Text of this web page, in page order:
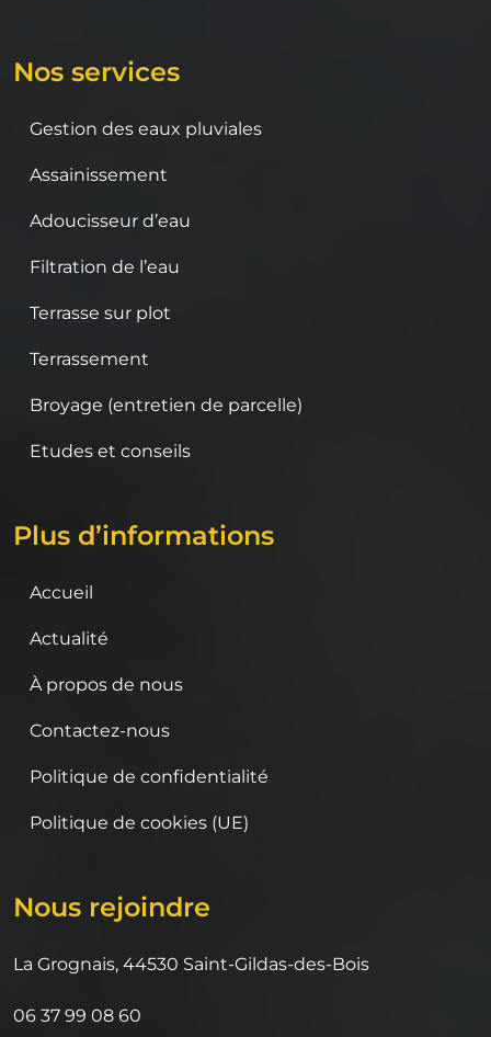
Nos services
Gestion des eaux pluviales
Assainissement
Adoucisseur d’eau
Filtration de l’eau
Terrasse sur plot
Terrassement
Broyage (entretien de parcelle)
Etudes et conseils
Plus d’informations
Accueil
Actualité
À propos de nous
Contactez-nous
Politique de confidentialité
Politique de cookies (UE)
Nous rejoindre
La Grognais, 44530 Saint-Gildas-des-Bois
06 37 99 08 60